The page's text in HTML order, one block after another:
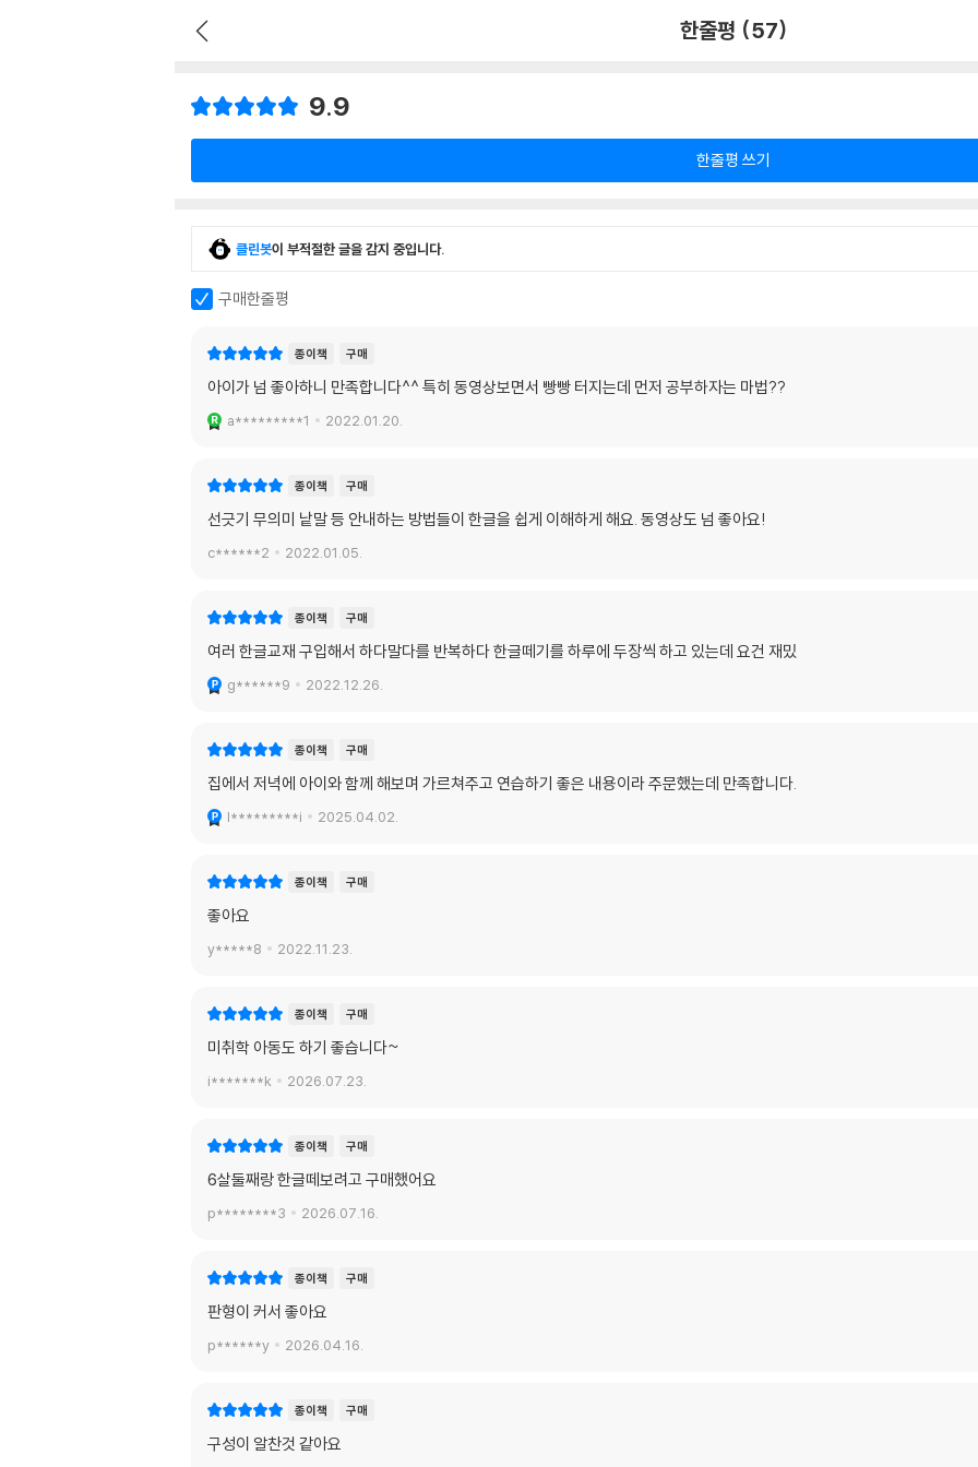
한줄평 (57)
9.9
한줄평 쓰기
클린봇이 부적절한 글을 감지 중입니다.
구매한줄평
종이책 구매
아이가 넘 좋아하니 만족합니다^^ 특히 동영상보면서 빵빵 터지는데 먼저 공부하자는 마법??
a*********1 2022.01.20.
종이책 구매
선긋기 무의미 낱말 등 안내하는 방법들이 한글을 쉽게 이해하게 해요. 동영상도 넘 좋아요!
c******2 2022.01.05.
종이책 구매
여러 한글교재 구입해서 하다말다를 반복하다 한글떼기를 하루에 두장씩 하고 있는데 요건 재밌
g******9 2022.12.26.
종이책 구매
집에서 저녁에 아이와 함께 해보며 가르쳐주고 연습하기 좋은 내용이라 주문했는데 만족합니다.
l*********i 2025.04.02.
종이책 구매
좋아요
y*****8 2022.11.23.
종이책 구매
미취학 아동도 하기 좋습니다~
i*******k 2026.07.23.
종이책 구매
6살둘째랑 한글떼보려고 구매했어요
p********3 2026.07.16.
종이책 구매
판형이 커서 좋아요
p******y 2026.04.16.
종이책 구매
구성이 알찬것 같아요